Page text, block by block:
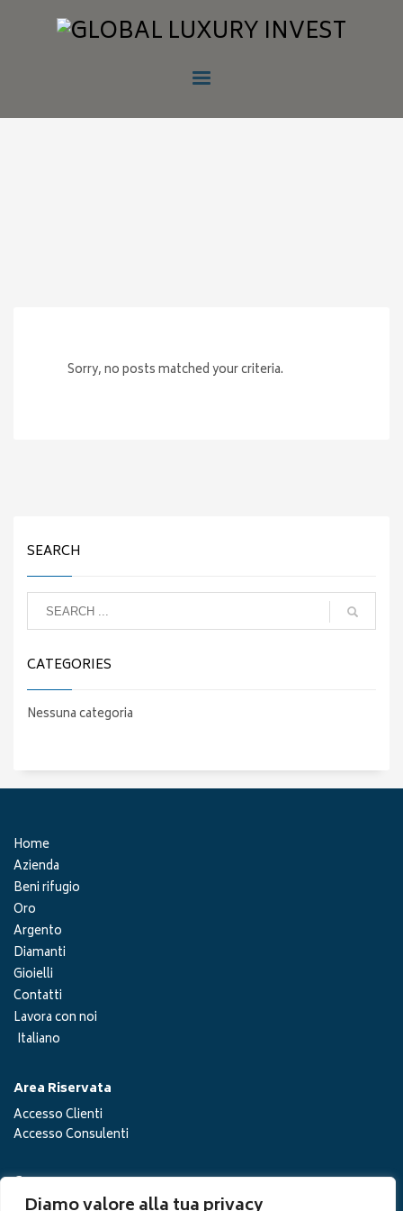
Sorry, no posts matched your criteria.
SEARCH
CATEGORIES
Nessuna categoria
Home
Azienda
Beni rifugio
Oro
Argento
Diamanti
Gioielli
Contatti
Lavora con noi
Italiano
Area Riservata
Accesso Clienti
Accesso Consulenti
Cerca